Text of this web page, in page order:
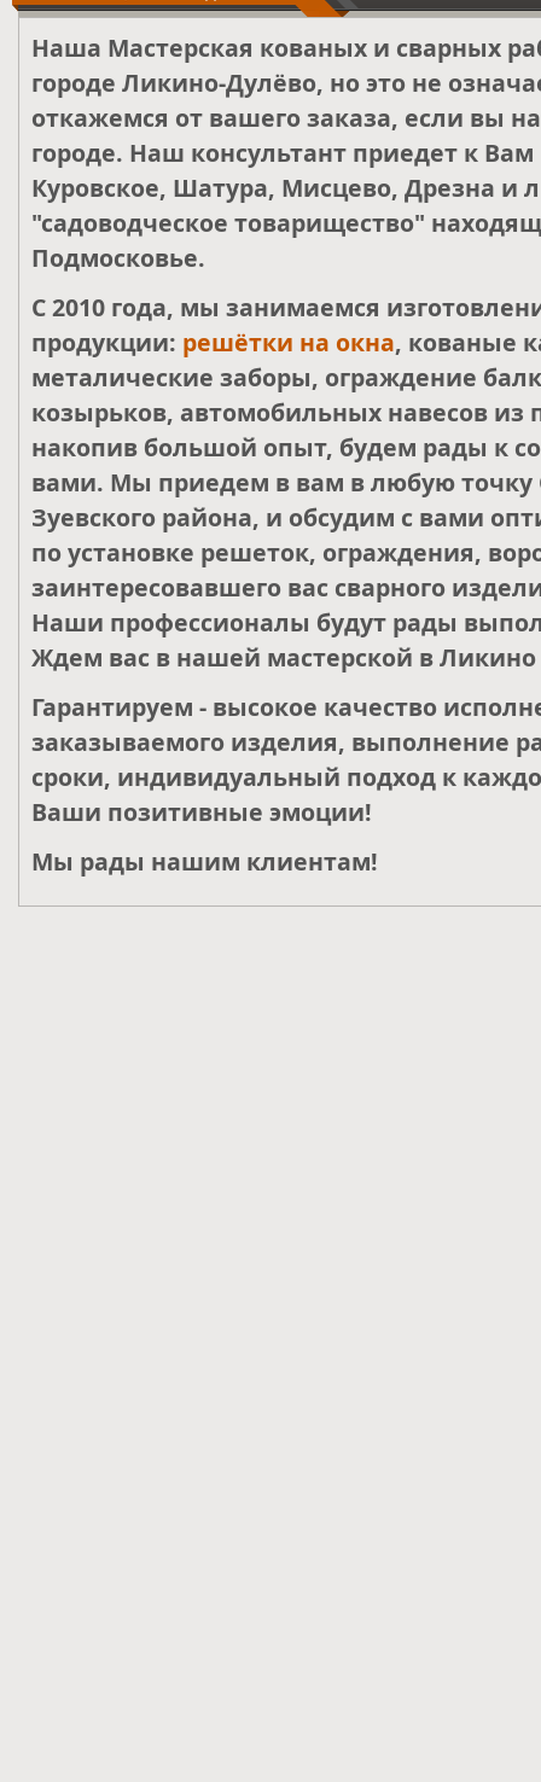
Наша Мастерская кованых и сварных
городе Ликино-Дулёво, но это не
откажемся от вашего заказа, если вы
городе. Наш консультант приедет к
Куровское, Шатура, Мисцево, Дрезна и
"садоводческое товарищество"
Подмосковье.
С 2010 года, мы занимаемся
продукции: решётки на окна, кованые
металические заборы, ограждение
козырьков, автомобильных навесов из
накопив большой опыт, будем рады к
вами. Мы приедем в вам в любую точку
Зуевского района, и обсудим с вами
по установке решеток, ограждения,
заинтересовавшего вас сварного
Наши профессионалы будут рады
Ждем вас в нашей мастерской в Ликино
Гарантируем - высокое качество
заказываемого изделия, выполнение
сроки, индивидуальный подход к
Ваши позитивные эмоции!
Мы рады нашим клиентам!